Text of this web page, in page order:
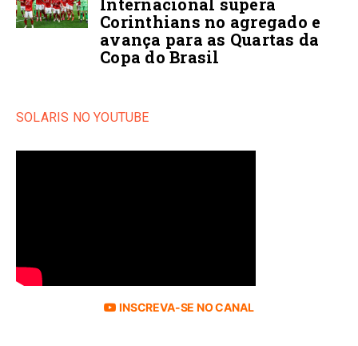
Corinthians no agregado e
avança para as Quartas da
Copa do Brasil
SOLARIS NO YOUTUBE
INSCREVA-SE NO CANAL